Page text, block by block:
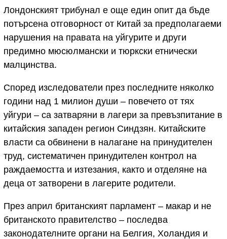
Лондонският трибунал е още един опит да бъде
потърсена отговорност от Китай за предполагаеми
нарушения на правата на уйгурите и други
предимно мюсюлмански и тюркски етнически
малцинства.
Според изследователи през последните няколко
години над 1 милион души – повечето от тях
уйгури – са затваряни в лагери за превъзпитание в
китайския западен регион Синдзян. Китайските
власти са обвинени в налагане на принудителен
труд, систематичен принудителен контрол на
раждаемостта и изтезания, както и отделяне на
деца от затворени в лагерите родители.
През април британският парламент – макар и не
британското правителство – последва
законодателните органи на Белгия, Холандия и